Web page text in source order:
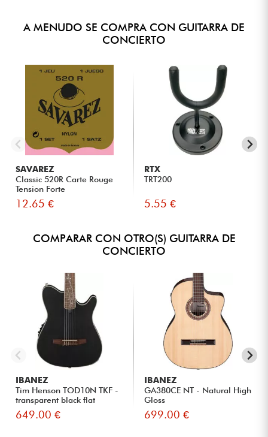
A MENUDO SE COMPRA CON GUITARRA DE
CONCIERTO
SAVAREZ
Classic 520R Carte Rouge
Tension Forte
12.65 €
RTX
TRT200
5.55 €
COMPARAR CON OTRO(S) GUITARRA DE
CONCIERTO
IBANEZ
Tim Henson TOD10N TKF -
transparent black flat
649.00 €
IBANEZ
GA380CE NT - Natural High
Gloss
699.00 €